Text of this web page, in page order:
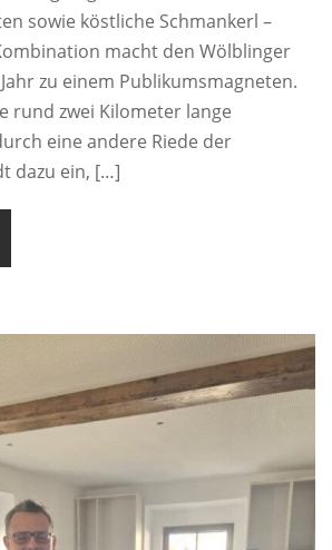
sowie köstliche Schmankerl –
macht den Wölblinger
zu einem Publikumsmagneten.
rund zwei Kilometer lange
eine andere Riede der
dazu ein, […]